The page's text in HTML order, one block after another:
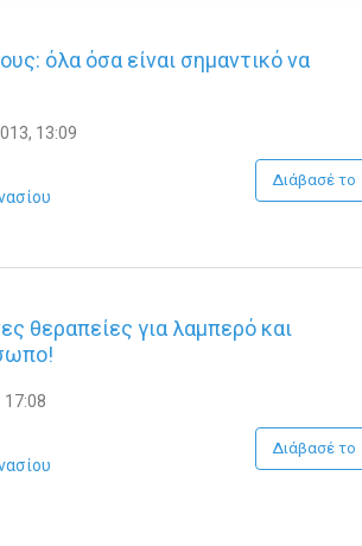
όλα όσα είναι σημαντικό να
13:09
Διάβασέ το
θεραπείες για λαμπερό και
17:08
Διάβασέ το